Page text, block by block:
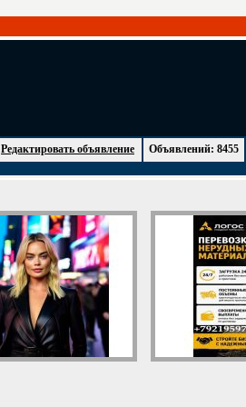
Редактировать объявление Объявлений: 8455